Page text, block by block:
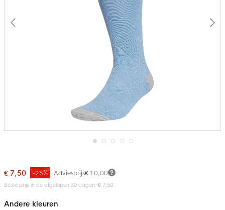
begin
van
gallerij
€ 7,50 Adviesprijs€ 10,00
-25%
Beste prijs in de afgelopen 30 dagen: € 7,50
Andere kleuren